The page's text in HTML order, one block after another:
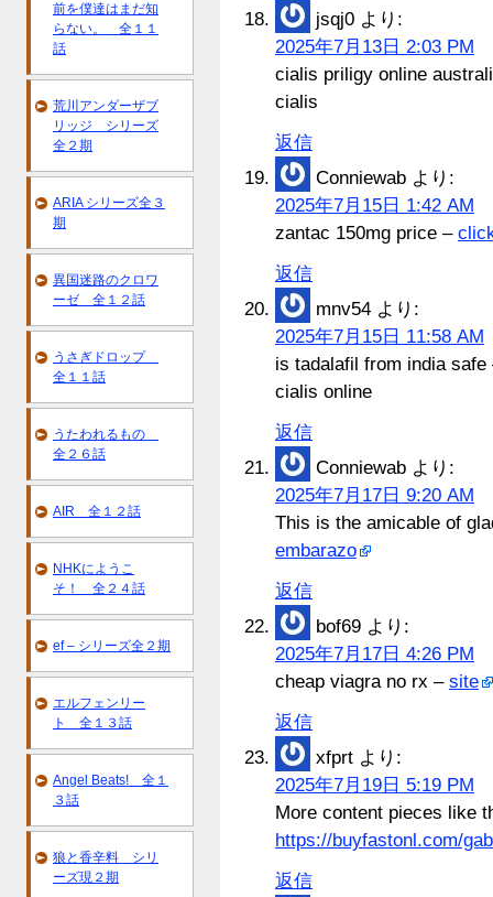
jsqj0 より:
2025年7月13日 2:03 PM
cialis priligy online
cialis
返信
Conniewab より:
2025年7月15日 1:42 AM
zantac 150mg price –
返信
mnv54 より:
2025年7月15日 11:58 AM
is tadalafil from india
cialis online
返信
Conniewab より:
2025年7月17日 9:20 AM
This is the amicable of
embarazo
返信
bof69 より:
2025年7月17日 4:26 PM
cheap viagra no rx – site
返信
xfprt より:
2025年7月19日 5:19 PM
More content pieces like
https://buyfastonl.com/
返信
前を僕達はまだ知
らない。 全１１
話
荒川アンダーザブ
リッジ シリーズ
全２期
ARIA シリーズ全３
期
異国迷路のクロワ
ーゼ 全１２話
うさぎドロップ
全１１話
うたわれるもの
全２６話
AIR 全１２話
NHKにようこ
そ！ 全２４話
ef – シリーズ全２期
エルフェンリー
ト 全１３話
Angel Beats! 全１
３話
狼と香辛料 シリ
ーズ現２期